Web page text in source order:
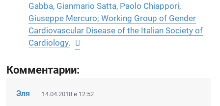
Gabba, Gianmario Satta, Paolo Chiappori,
Giuseppe Mercuro; Working Group of Gender
Cardiovascular Disease of the Italian Society of
Cardiology.
Комментарии:
Эля 14.04.2018 в 12:52